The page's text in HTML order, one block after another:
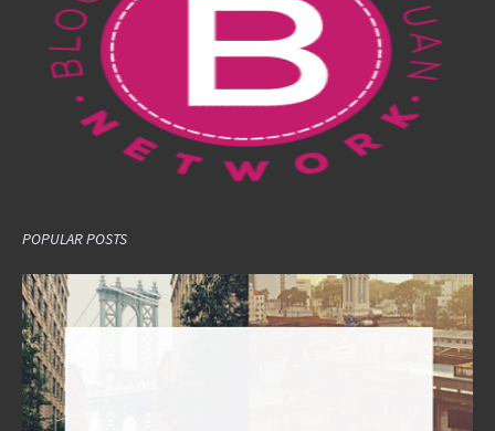
POPULAR POSTS